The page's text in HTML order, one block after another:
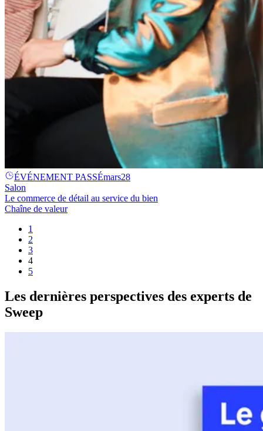
ÉVÉNEMENT PASSÉmars28
Salon
Le commerce de détail au service du bien
Chaîne de valeur
1
2
3
4
5
Les dernières perspectives des experts de
Sweep